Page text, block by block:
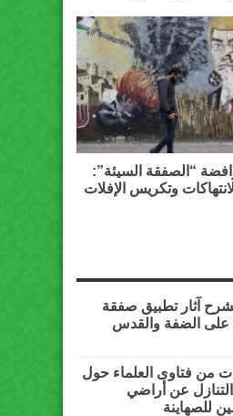
“الصفقة السيئة”:
وتكريس الإفلات
آثار تطبيق صفقة
على الضفة والقدس
من فتاوى العلماء حول
التنازل عن أراضي
للصهاينة